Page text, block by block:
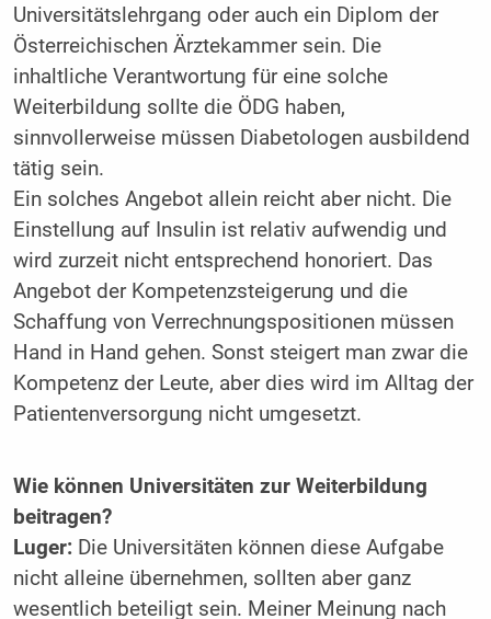
Universitätslehrgang oder auch ein Diplom der
Österreichischen Ärztekammer sein. Die
inhaltliche Verantwortung für eine solche
Weiterbildung sollte die ÖDG haben,
sinnvollerweise müssen Diabetologen ausbildend
tätig sein.
Ein solches Angebot allein reicht aber nicht. Die
Einstellung auf Insulin ist relativ aufwendig und
wird zurzeit nicht entsprechend honoriert. Das
Angebot der Kompetenzsteigerung und die
Schaffung von Verrechnungspositionen ­müssen
Hand in Hand gehen. Sonst steigert man zwar die
Kompetenz der Leute, aber dies wird im Alltag der
Patientenversorgung nicht umgesetzt.
Wie können Universitäten zur ­Weiterbildung
beitragen?
Luger:Die Universitäten können diese Aufgabe
nicht alleine übernehmen, sollten aber ganz
wesentlich beteiligt sein. Meiner Meinung nach